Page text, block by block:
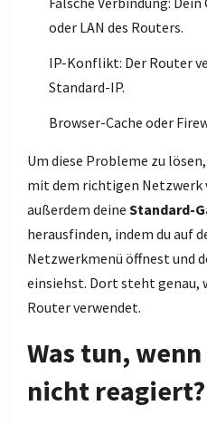
oder LAN des Routers.
IP-Konflikt: Der Router
Standard-IP.
Browser-Cache oder
Um diese Probleme zu
mit dem richtigen Netzwerk
außerdem deine Standard-
herausfinden, indem du auf
Netzwerkmenü öffnest und
einsiehst. Dort steht genau,
Router verwendet.
Was tun,
nicht reagiert?